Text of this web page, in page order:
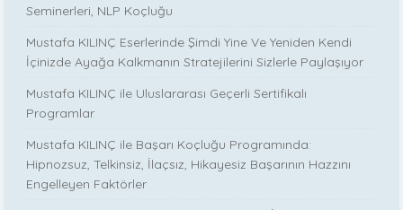
Seminerleri, NLP Koçluğu
Mustafa KILINÇ Eserlerinde Şimdi Yine Ve Yeniden Kendi
İçinizde Ayağa Kalkmanın Stratejilerini Sizlerle Paylaşıyor
Mustafa KILINÇ ile Uluslararası Geçerli Sertifikalı
Programlar
Mustafa KILINÇ ile Başarı Koçluğu Programında:
Hipnozsuz, Telkinsiz, İlaçsız, Hikayesiz Başarının Hazzını
Engelleyen Faktörler